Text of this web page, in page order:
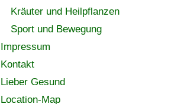
Kräuter und Heilpflanzen
Sport und Bewegung
Impressum
Kontakt
Lieber Gesund
Location-Map